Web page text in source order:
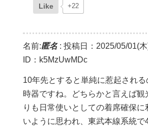
Like +22
名前:匿名: 投稿日：2025/05/01(
ID：k5MzUwMDc
10年先とすると単純に惹起され
時器ですね。どちらかと言えば観
りも日常使いとしての着席確保に
いように思われ、東武本線系統で